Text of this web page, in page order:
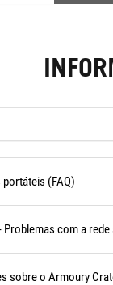
(FAQ)
com a
sobre o Armoury